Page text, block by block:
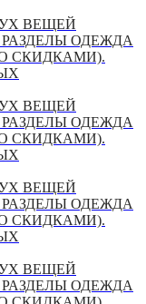
ВЕЩЕЙ
ОДЕЖДА
СКИДКАМИ).
ВЕЩЕЙ
ОДЕЖДА
СКИДКАМИ).
ВЕЩЕЙ
ОДЕЖДА
СКИДКАМИ).
ВЕЩЕЙ
ОДЕЖДА